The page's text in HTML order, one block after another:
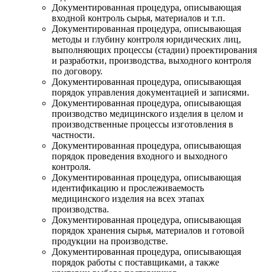
Документированная процедура, описывающая
входной контроль сырья, материалов и т.п.
Документированная процедура, описывающая
методы и глубину контроля юридических лиц,
выполняющих процессы (стадии) проектирования
и разработки, производства, выходного контроля
по договору.
Документированная процедура, описывающая
порядок управления документацией и записями.
Документированная процедура, описывающая
производство медицинского изделия в целом и
производственные процессы изготовления в
частности.
Документированная процедура, описывающая
порядок проведения входного и выходного
контроля.
Документированная процедура, описывающая
идентификацию и прослеживаемость
медицинского изделия на всех этапах
производства.
Документированная процедура, описывающая
порядок хранения сырья, материалов и готовой
продукции на производстве.
Документированная процедура, описывающая
порядок работы с поставщиками, а также